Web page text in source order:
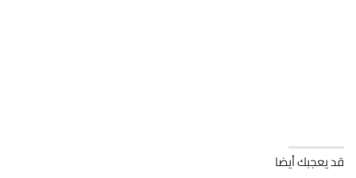
قد يعجبك أيضا